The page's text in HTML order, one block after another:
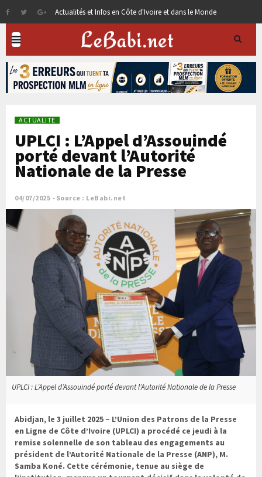
Actualités et Infos en Côte d'Ivoire et dans le Monde
ACTUALITE
UPLCI : L’Appel d’Assouindé
porté devant l’Autorité
Nationale de la Presse
04/07/2025 Source : LeBabi.net
UPLCI : L’Appel d’Assouindé porté devant l’Autorité Nationale de la Presse
Abidjan, le 3 juillet 2025 – L’Union des Patrons de la Presse
en Ligne de Côte d’Ivoire (UPLCI) a procédé ce jeudi à la
remise solennelle de son tableau des engagements au
président de l’Autorité Nationale de la Presse (ANP), M.
Samba Koné. Cette cérémonie, tenue au siège de